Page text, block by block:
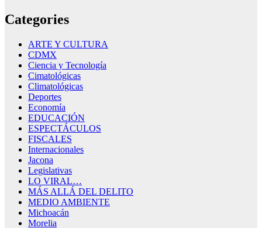
Categories
ARTE Y CULTURA
CDMX
Ciencia y Tecnología
Cimatológicas
Climatológicas
Deportes
Economía
EDUCACIÓN
ESPECTÁCULOS
FISCALES
Internacionales
Jacona
Legislativas
LO VIRAL…
MÁS ALLÁ DEL DELITO
MEDIO AMBIENTE
Michoacán
Morelia